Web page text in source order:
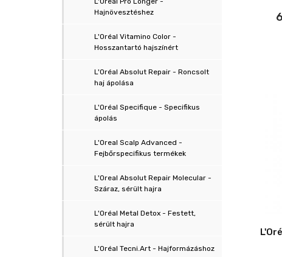
Hajnövesztéshez
L'Oréal Vitamino Color -
Hosszantartó hajszínért
L'Oréal Absolut Repair - Roncsolt
haj ápolása
L'Oréal Specifique - Specifikus
ápolás
L'Oreal Scalp Advanced -
Fejbőrspecifikus termékek
L'Oreal Absolut Repair Molecular -
Száraz, sérült hajra
L'Oréal Metal Detox - Festett,
sérült hajra
L'Oréal Tecni.Art - Hajformázáshoz